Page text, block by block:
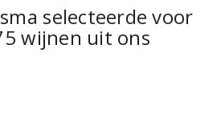
selecteerde voor
wijnen uit ons